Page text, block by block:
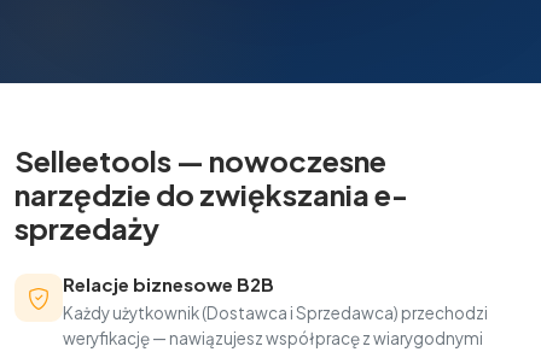
Selleetools — nowoczesne
narzędzie do zwiększania e-
sprzedaży
Relacje biznesowe B2B
Każdy użytkownik (Dostawca i Sprzedawca) przechodzi
weryfikację — nawiązujesz współpracę z wiarygodnymi